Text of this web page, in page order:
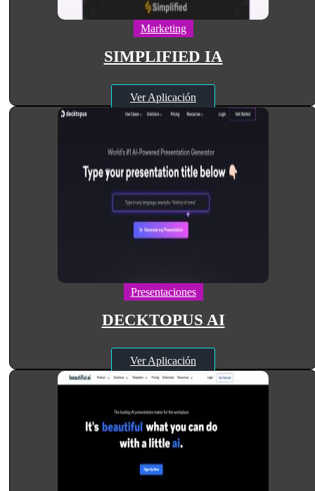
Marketing
SIMPLIFIED IA
Ver Aplicación
Presentaciones
DECKTOPUS AI
Ver Aplicación